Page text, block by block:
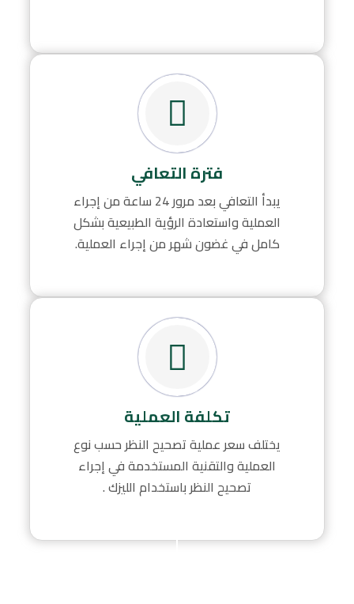
فترة التعافي
يبدأ التعافي بعد مرور 24 ساعة من إجراء
العملية واستعادة الرؤية الطبيعية بشكل
كامل في غضون شهر من إجراء العملية.
تكلفة العملية
يختلف سعر عملية تصحيح النظر حسب نوع
العملية والتقنية المستخدمة في إجراء
تصحيح النظر باستخدام الليزك .